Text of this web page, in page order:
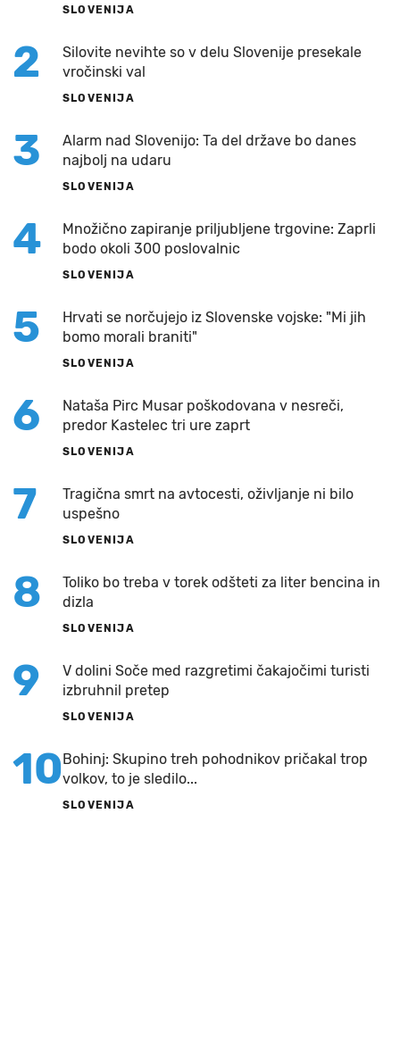
SLOVENIJA
2
Silovite nevihte so v delu Slovenije presekale
vročinski val
SLOVENIJA
3
Alarm nad Slovenijo: Ta del države bo danes
najbolj na udaru
SLOVENIJA
4
Množično zapiranje priljubljene trgovine: Zaprli
bodo okoli 300 poslovalnic
SLOVENIJA
5
Hrvati se norčujejo iz Slovenske vojske: "Mi jih
bomo morali braniti"
SLOVENIJA
6
Nataša Pirc Musar poškodovana v nesreči,
predor Kastelec tri ure zaprt
SLOVENIJA
7
Tragična smrt na avtocesti, oživljanje ni bilo
uspešno
SLOVENIJA
8
Toliko bo treba v torek odšteti za liter bencina in
dizla
SLOVENIJA
9
V dolini Soče med razgretimi čakajočimi turisti
izbruhnil pretep
SLOVENIJA
10Bohinj: Skupino treh pohodnikov pričakal trop
volkov, to je sledilo...
SLOVENIJA